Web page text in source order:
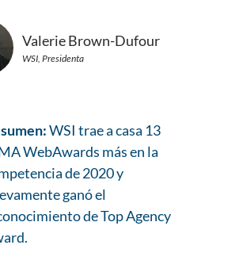
Valerie Brown-Dufour
WSI, Presidenta
WSI trae a casa 13
WebAwards más en la
de 2020 y
ganó el
de Top Agency